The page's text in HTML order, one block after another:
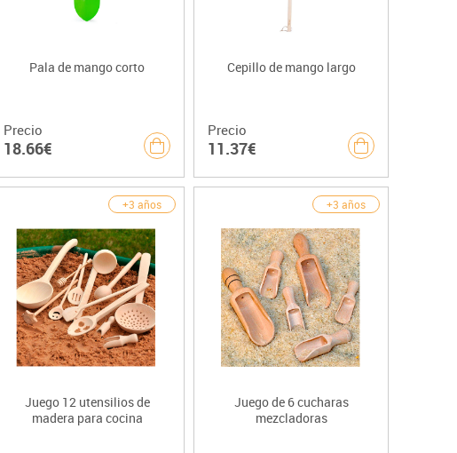
Pala de mango corto
Precio
18.66€
Cepillo de mango largo
Precio
11.37€
+3 años
Juego 12 utensilios de
madera para cocina
+3 años
Juego de 6 cucharas
mezcladoras